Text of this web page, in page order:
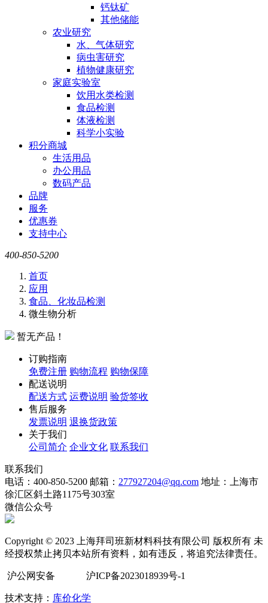
钙钛矿
其他储能
农业研究
水、气体研究
病虫害研究
植物健康研究
家庭实验室
饮用水类检测
食品检测
体液检测
科学小实验
积分商城
生活用品
办公用品
数码产品
品牌
服务
优惠券
支持中心
400-850-5200
首页
应用
食品、化妆品检测
微生物分析
暂无产品！
订购指南
免费注册 购物流程 购物保障
配送说明
配送方式 运费说明 验货签收
售后服务
发票说明 退换货政策
关于我们
公司简介 企业文化 联系我们
联系我们
电话：400-850-5200 邮箱： 277927204@qq.com 地址：上海市
徐汇区斜土路1175号303室
微信公众号
Copyright © 2023 上海拜司班新材料科技有限公司 版权所有 未
经授权禁止拷贝本站所有资料，如有违反，将追究法律责任。
沪公网安备 沪ICP备2023018939号-1
技术支持： 库价化学